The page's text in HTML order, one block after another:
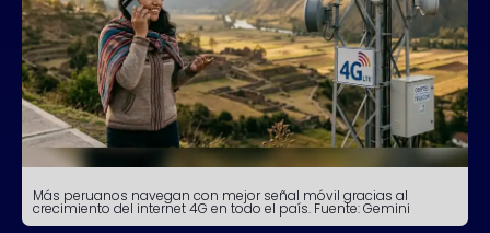
Más peruanos navegan con mejor señal móvil gracias al
crecimiento del internet 4G en todo el país. Fuente: Gemini